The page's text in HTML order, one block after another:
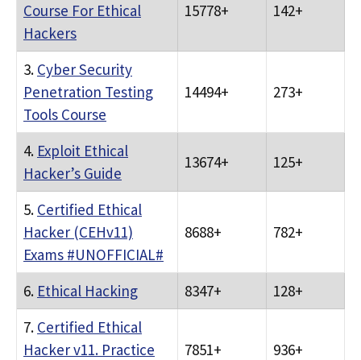
Course For Ethical
Hackers
15778+ 142+
3. Cyber Security
Penetration Testing
Tools Course
14494+ 273+
4. Exploit Ethical
Hacker’s Guide
13674+ 125+
5. Certified Ethical
Hacker (CEHv11)
Exams #UNOFFICIAL#
8688+ 782+
6. Ethical Hacking 8347+
128+
7. Certified Ethical
Hacker v11. Practice
7851+ 936+